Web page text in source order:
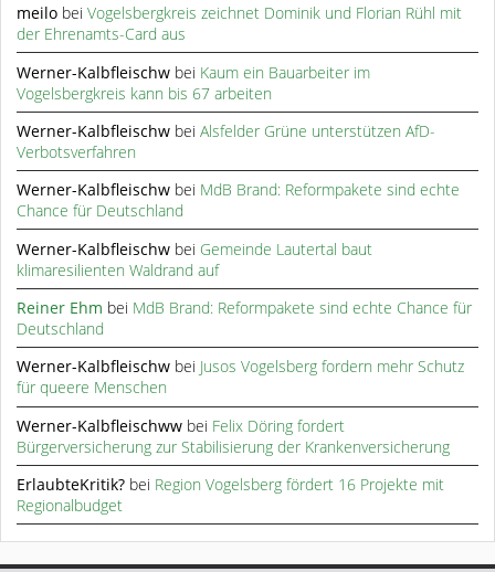
meilo beiVogelsbergkreis zeichnet Dominik und Florian Rühl mit
der Ehrenamts-Card aus
Werner-Kalbfleischw bei Kaum ein Bauarbeiter im
Vogelsbergkreis kann bis 67 arbeiten
Werner-Kalbfleischw beiAlsfelder Grüne unterstützen AfD-
Verbotsverfahren
Werner-Kalbfleischw bei MdB Brand: Reformpakete sind echte
Chance für Deutschland
Werner-Kalbfleischw bei Gemeinde Lautertal baut
klimaresilienten Waldrand auf
Reiner Ehm bei MdB Brand: Reformpakete sind echte Chance für
Deutschland
Werner-Kalbfleischw bei Jusos Vogelsberg fordern mehr Schutz
für queere Menschen
Werner-Kalbfleischww bei Felix Döring fordert
Bürgerversicherung zur Stabilisierung der Krankenversicherung
ErlaubteKritik? bei Region Vogelsberg fördert 16 Projekte mit
Regionalbudget